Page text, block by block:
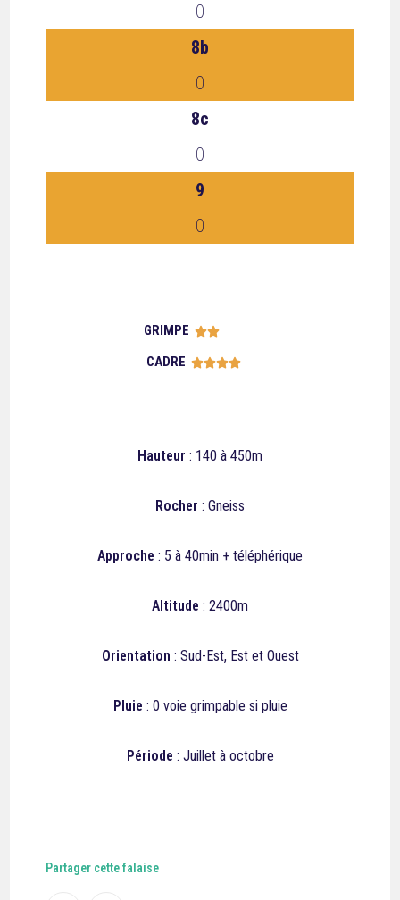
0
8b
0
8c
0
9
0
GRIMPE 
CADRE 
Hauteur : 140 à 450m
Rocher : Gneiss
Approche : 5 à 40min + téléphérique
Altitude : 2400m
Orientation : Sud-Est, Est et Ouest
Pluie : 0 voie grimpable si pluie
Période : Juillet à octobre
Partager cette falaise